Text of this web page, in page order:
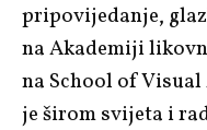
pripovijedanje,
na Akademiji
na School of
je širom svijeta i